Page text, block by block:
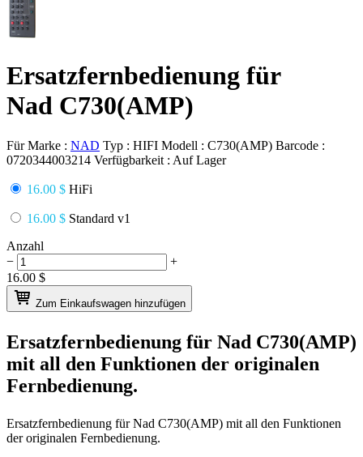
Ersatzfernbedienung für
Nad C730(AMP)
Für Marke : NAD Typ : HIFI Modell : C730(AMP) Barcode :
0720344003214 Verfügbarkeit : Auf Lager
16.00 $ HiFi
16.00 $ Standard v1
Anzahl
−
+
16.00 $
Zum Einkaufswagen hinzufügen
Ersatzfernbedienung für Nad C730(AMP)
mit all den Funktionen der originalen
Fernbedienung.
Ersatzfernbedienung fürNad C730(AMP) mit all den Funktionen
der originalen Fernbedienung.